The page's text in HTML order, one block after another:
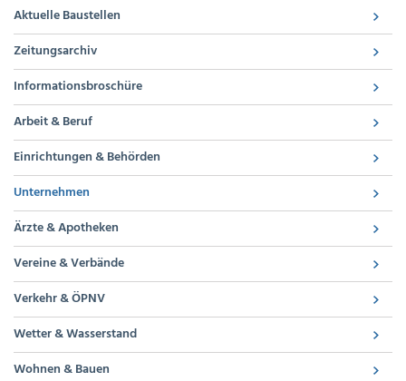
Aktuelle Baustellen
Zeitungsarchiv
Informationsbroschüre
Arbeit & Beruf
Einrichtungen & Behörden
Unternehmen
Ärzte & Apotheken
Vereine & Verbände
Verkehr & ÖPNV
Wetter & Wasserstand
Wohnen & Bauen